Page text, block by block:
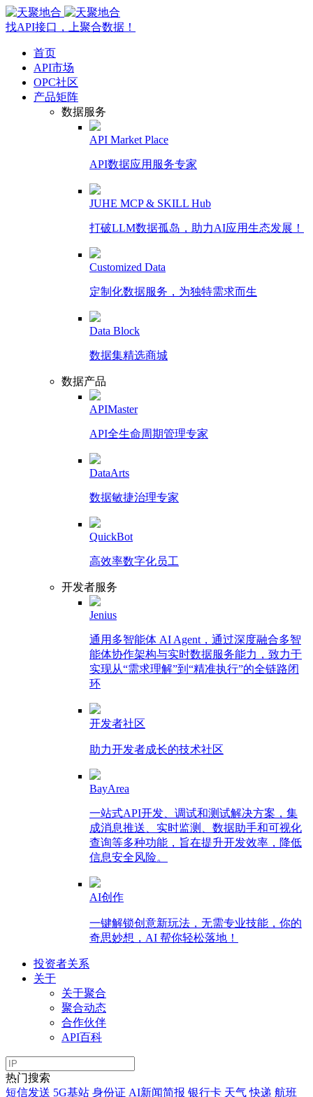
找API接口，上聚合数据！
首页
API市场
OPC社区
产品矩阵
数据服务
API Market Place
API数据应用服务专家
JUHE MCP & SKILL Hub
打破LLM数据孤岛，助力AI应用生态发展！
Customized Data
定制化数据服务，为独特需求而生
Data Block
数据集精选商城
数据产品
APIMaster
API全生命周期管理专家
DataArts
数据敏捷治理专家
QuickBot
高效率数字化员工
开发者服务
Jenius
通用多智能体 AI Agent，通过深度融合多智
能体协作架构与实时数据服务能力，致力于
实现从“需求理解”到“精准执行”的全链路闭
环
开发者社区
助力开发者成长的技术社区
BayArea
一站式API开发、调试和测试解决方案，集
成消息推送、实时监测、数据助手和可视化
查询等多种功能，旨在提升开发效率，降低
信息安全风险。
AI创作
一键解锁创意新玩法，无需专业技能，你的
奇思妙想，AI 帮你轻松落地！
投资者关系
关于
关于聚合
聚合动态
合作伙伴
API百科
热门搜索
短信发送 5G基站 身份证 AI新闻简报 银行卡 天气 快递 航班